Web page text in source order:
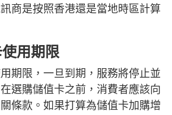
商是按照香港還是當地時區計算
用期限
期限，一旦到期，服務將停止並
選購儲值卡之前，消費者應該向
條款。如果打算為儲值卡加購增